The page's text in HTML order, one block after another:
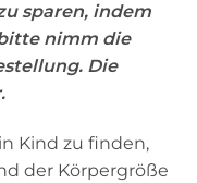
sparen, indem
nimm die
Die
Kind zu finden,
der Körpergröße